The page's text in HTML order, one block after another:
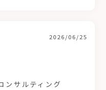
2026/06/25
ンサルティング